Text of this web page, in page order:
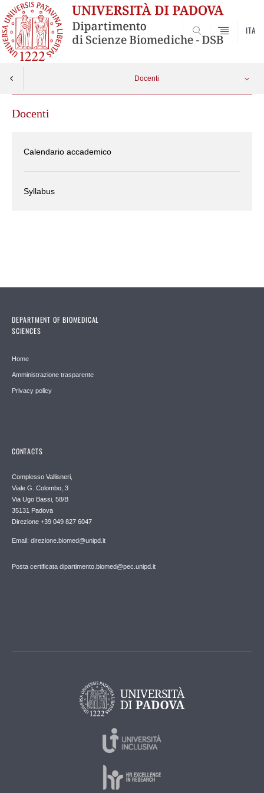
SEARCH
ITA
Docenti
Docenti
Calendario accademico
Syllabus
DEPARTMENT OF BIOMEDICAL
SCIENCES
Home
Amministrazione trasparente
Privacy policy
CONTACTS
Complesso Vallisneri,
Viale G. Colombo, 3
Via Ugo Bassi, 58/B
35131 Padova
Direzione +39 049 827 6047
Email: direzione.biomed@unipd.it
Posta certificata dipartimento.biomed@pec.unipd.it